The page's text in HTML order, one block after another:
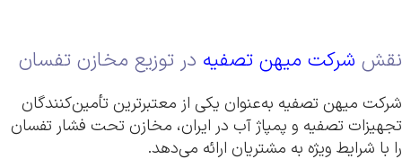
نقش شرکت میهن تصفیه در توزیع مخازن تفسان
شرکت میهن تصفیه به‌عنوان یکی از معتبرترین تأمین‌کنندگان
تجهیزات تصفیه و پمپاژ آب در ایران، مخازن تحت فشار تفسان
را با شرایط ویژه به مشتریان ارائه می‌دهد.